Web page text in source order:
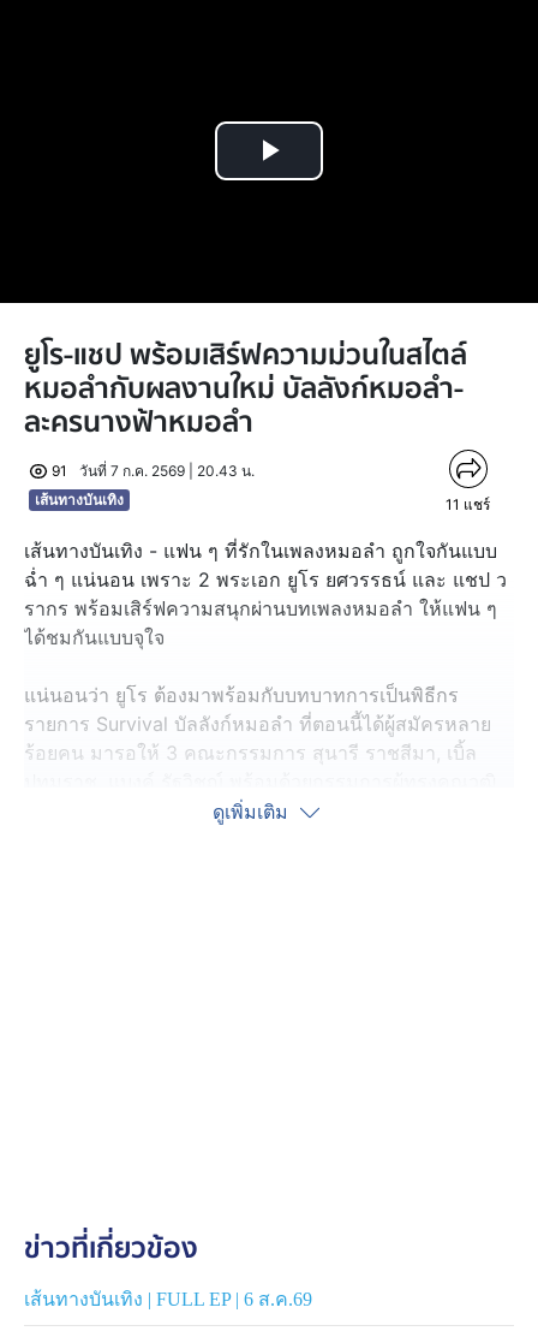
Play
ยูโร-แชป พร้อมเสิร์ฟความม่วนในสไตล์
หมอลำกับผลงานใหม่ บัลลังก์หมอลำ-
ละครนางฟ้าหมอลำ
91
วันที่ 7 ก.ค. 2569 | 20.43 น.
เส้นทางบันเทิง
11 แชร์
เส้นทางบันเทิง - แฟน ๆ ที่รักในเพลงหมอลำ ถูกใจกันแบบ
ฉ่ำ ๆ แน่นอน เพราะ 2 พระเอก ยูโร ยศวรรธน์ และ แชป ว
รากร พร้อมเสิร์ฟความสนุกผ่านบทเพลงหมอลำ ให้แฟน ๆ
ได้ชมกันแบบจุใจ
แน่นอนว่า ยูโร ต้องมาพร้อมกับบทบาทการเป็นพิธีกร
รายการ Survival บัลลังก์หมอลำ ที่ตอนนี้ได้ผู้สมัครหลาย
ร้อยคน มารอให้ 3 คณะกรรมการ สุนารี ราชสีมา, เบิ้ล
ชั้นครูหมอลำ และศิลปินแห่งชาติ มาร่วมกันคัดเลือกใน
ปภัสรา พร้อมศิลปินหมอลำชื่อดัง ต้าวหยอง ระเบียบวาทะ
ศิริ และนักแสดงอีกมากมาย
ดูเพิ่มเติม
ข่าวที่เกี่ยวข้อง
เส้นทางบันเทิง | FULL EP | 6 ส.ค.69